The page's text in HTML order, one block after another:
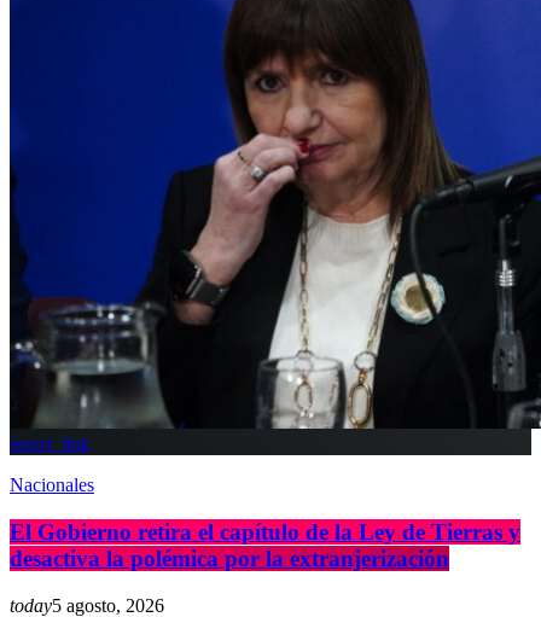
insert_link
Nacionales
El Gobierno retira el capítulo de la Ley de Tierras y
desactiva la polémica por la extranjerización
today5 agosto, 2026